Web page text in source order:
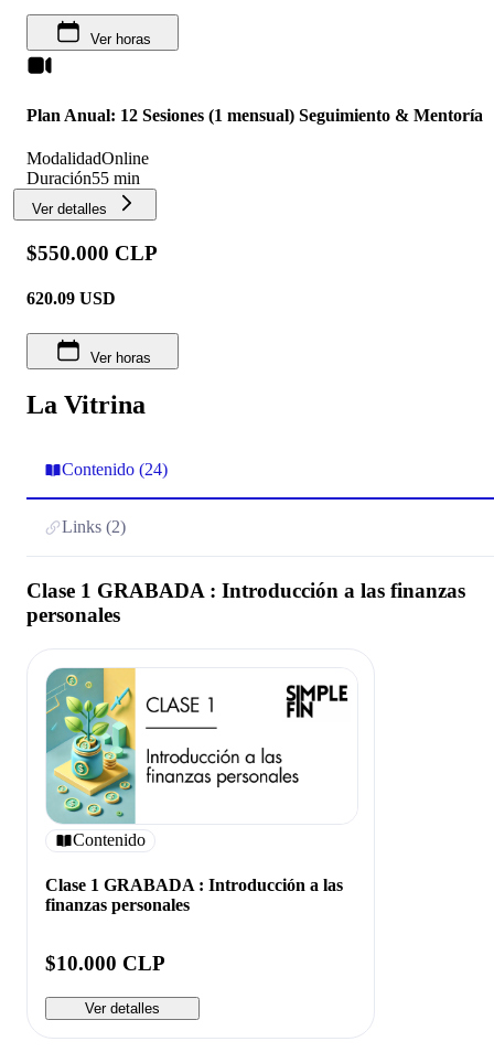
Ver horas
Plan Anual: 12 Sesiones (1 mensual) Seguimiento & Mentoría
ModalidadOnline
Duración55 min
Ver detalles
$550.000 CLP
620.09 USD
Ver horas
La Vitrina
Contenido (24)
Links (2)
Clase 1 GRABADA : Introducción a las finanzas
personales
Contenido
Clase 1 GRABADA : Introducción a las
finanzas personales
$10.000 CLP
Ver detalles